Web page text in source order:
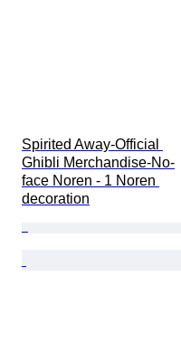
Spirited Away-Official
Ghibli Merchandise-No-
face Noren - 1 Noren
decoration